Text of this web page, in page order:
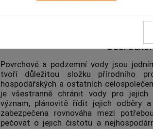
Účel
Povrchové a podzemní vody jsou
tvoří důležitou složku přírodního
hospodářských a ostatních
je všestranně chránit vody pro jejich
význam, plánovitě řídit jejich odběry
zabezpečena rovnováha mezi
pečovat o jejich čistotu a